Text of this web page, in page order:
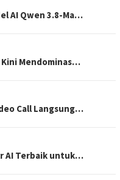
AI Qwen 3.8-Ma…
Mendominas…
Call Langsung…
AI Terbaik untuk…